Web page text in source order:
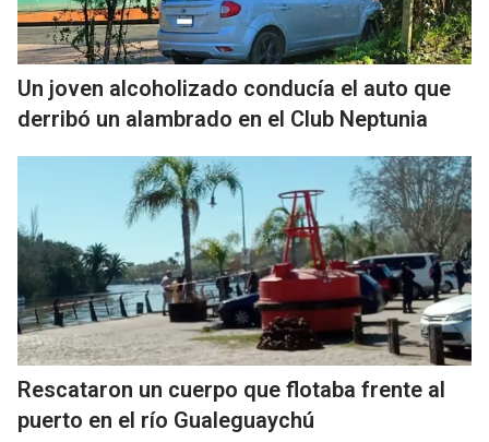
Un joven alcoholizado conducía el auto que
derribó un alambrado en el Club Neptunia
Rescataron un cuerpo que flotaba frente al
puerto en el río Gualeguaychú